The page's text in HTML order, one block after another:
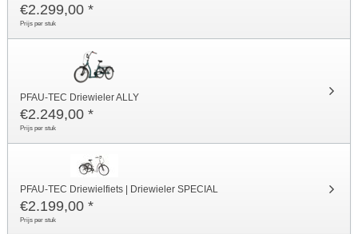
€2.299,00 *
Prijs per stuk
PFAU-TEC Driewieler ALLY
€2.249,00 *
Prijs per stuk
PFAU-TEC Driewielfiets | Driewieler SPECIAL
€2.199,00 *
Prijs per stuk